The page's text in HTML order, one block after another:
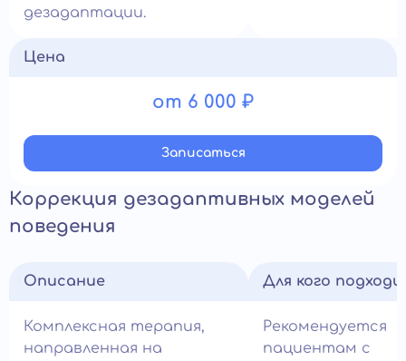
дезадаптации.
Цена
от 6 000 ₽
Записатьcя
Коррекция дезадаптивных моделей
поведения
Описание
Комплексная терапия,
направленная на
Для кого
Рекомендуется
пациентам с